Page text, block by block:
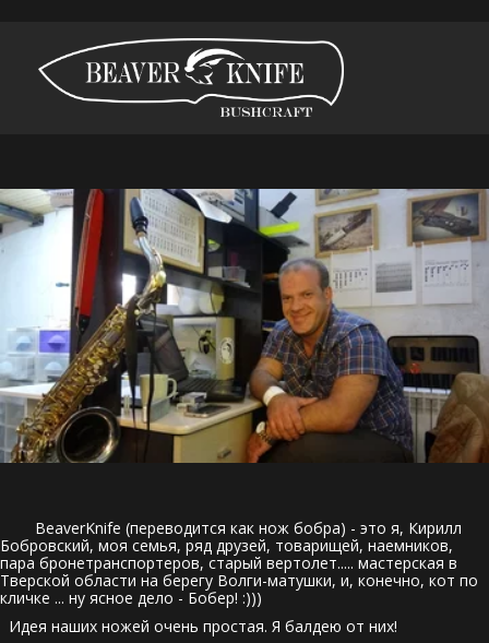
Бобровский, моя семья, ряд друзей, товарищей, наемников,
пара бронетранспортеров, старый вертолет..... мастерская в
Тверской области на берегу Волги-матушки, и, конечно, кот по
кличке ... ну ясное дело - Бобер! :)))
Идея наших ножей очень простая. Я балдею от них!